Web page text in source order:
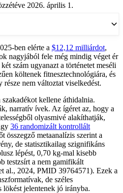
2026. április 1.
ben elérte a $12,12 milliárdot,
nagyjából fele még mindig véget ér
szám ugyanazt a történetet meséli
költenek fitnesztechnológiára, és
nem változtat viselkedést.
kellene áthidalnia.
narratív ívek. Az ígéret az, hogy a
olyasmivé alakíthatják,
36 randomizált kontrollált
összegző metaanalízis szerint a
de statisztikailag szignifikáns
lépést, 0,70 kg-mal kisebb
testzsírt a nem gamifikált
al., 2024, PMID 39764571). Ezek a
de széles
jelentenek jó irányba.